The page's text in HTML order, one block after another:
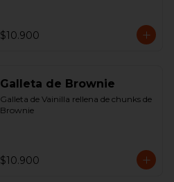
$10.900
Galleta de Brownie
Galleta de Vainilla rellena de chunks de
Brownie
$10.900